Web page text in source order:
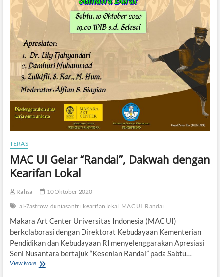
n
k
a
n
M
a
m
a
n
d
c
a
r
a
i
n
g
TERAS
MAC UI Gelar “Randai”, Dakwah dengan
Kearifan Lokal
Rahsa
10 Oktober 2020
al-Zastrow duniasantri kearifan lokal MAC UI Randai
Makara Art Center Universitas Indonesia (MAC UI)
berkolaborasi dengan Direktorat Kebudayaan Kementerian
Pendidikan dan Kebudayaan RI menyelenggarakan Apresiasi
Seni Nusantara bertajuk “Kesenian Randai” pada Sabtu…
View MoreM